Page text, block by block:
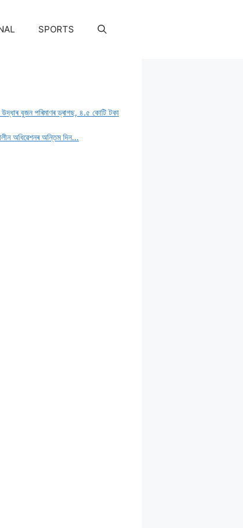
SPORTS
বুজন পৰিমাণৰ ড্ৰাগছ, ৪.৫ কোটি টকা
অধিৱেশনৰ অন্তিম দিন…